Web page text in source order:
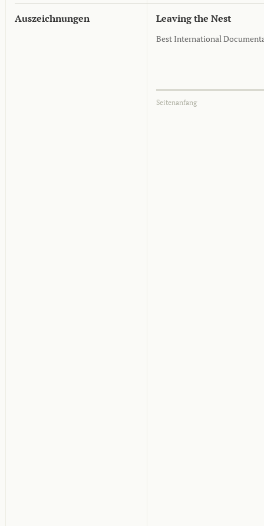
Auszeichnungen Leaving the Nest
Best International
Seitenanfang